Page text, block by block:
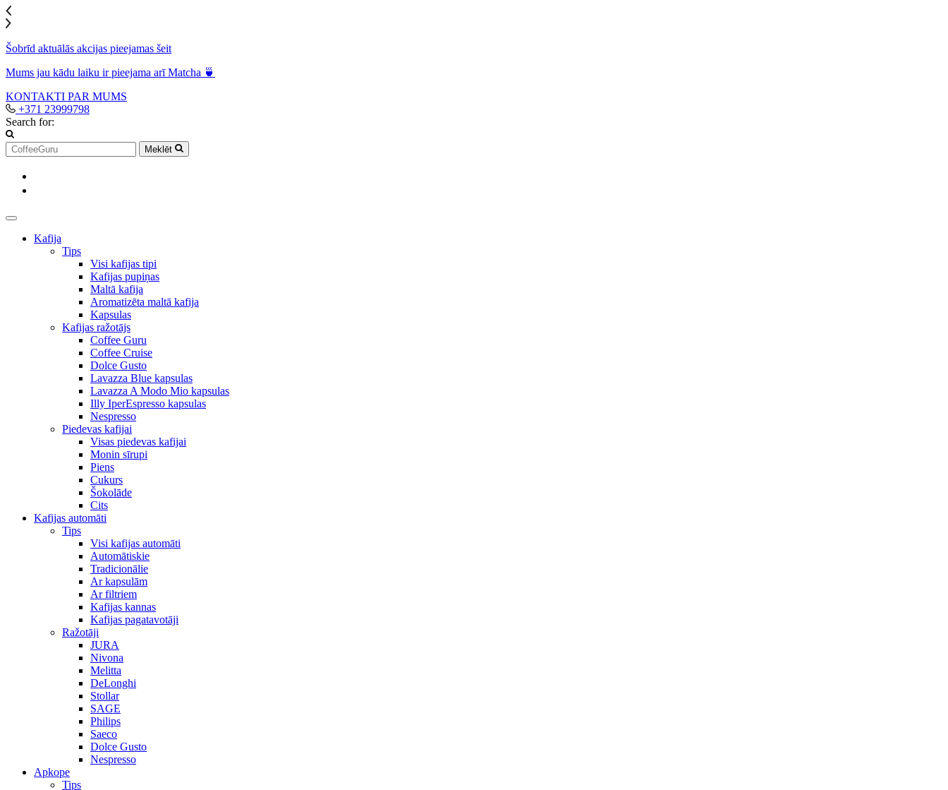
Šobrīd aktuālās akcijas pieejamas šeit
Mums jau kādu laiku ir pieejama arī Matcha 🍵
KONTAKTI PAR MUMS
+371 23999798
Search for:
Meklēt
Kafija
Tips
Visi kafijas tipi
Kafijas pupiņas
Maltā kafija
Aromatizēta maltā kafija
Kapsulas
Kafijas ražotājs
Coffee Guru
Coffee Cruise
Dolce Gusto
Lavazza Blue kapsulas
Lavazza A Modo Mio kapsulas
Illy IperEspresso kapsulas
Nespresso
Piedevas kafijai
Visas piedevas kafijai
Monin sīrupi
Piens
Cukurs
Šokolāde
Cits
Kafijas automāti
Tips
Visi kafijas automāti
Automātiskie
Tradicionālie
Ar kapsulām
Ar filtriem
Kafijas kannas
Kafijas pagatavotāji
Ražotāji
JURA
Nivona
Melitta
DeLonghi
Stollar
SAGE
Philips
Saeco
Dolce Gusto
Nespresso
Apkope
Tips